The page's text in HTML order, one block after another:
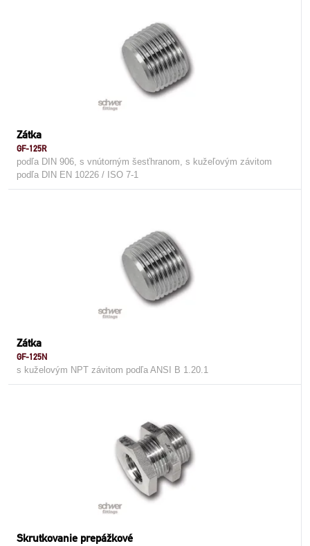
Zátka
GF-125R
podľa DIN 906, s vnútorným šesťhranom, s kužeľovým závitom
podľa DIN EN 10226 / ISO 7-1
Zátka
GF-125N
s kuželovým NPT závitom podľa ANSI B 1.20.1
Skrutkovanie prepážkové